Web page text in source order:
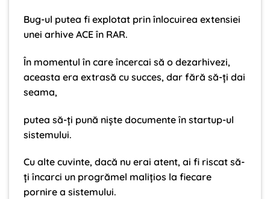
Bug-ul putea fi explotat prin înlocuirea extensiei
unei arhive ACE în RAR.
În momentul în care încercai să o dezarhivezi,
aceasta era extrasă cu succes, dar fără să-ți dai
seama,
putea să-ți pună niște documente în startup-ul
sistemului.
Cu alte cuvinte, dacă nu erai atent, ai fi riscat să-
ți încarci un progrămel malițios la fiecare
pornire a sistemului.